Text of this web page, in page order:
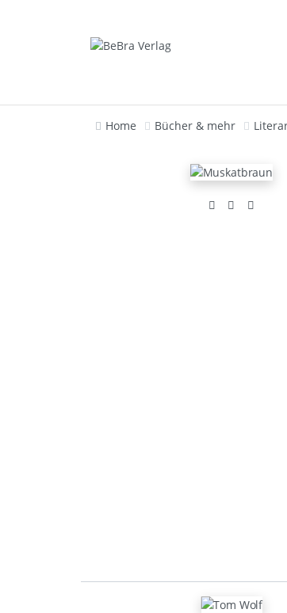
Home Bücher & mehr